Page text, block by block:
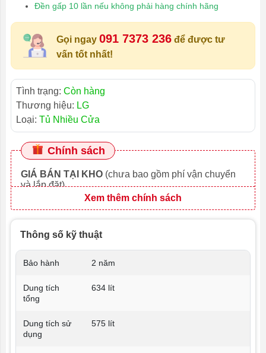
Đền gấp 10 lần nếu không phải hàng chính hãng
Gọi ngay 091 7373 236 để được tư
vấn tốt nhất!
Tình trạng: Còn hàng
Thương hiệu: LG
Loại: Tủ Nhiều Cửa
Chính sách
GIÁ BÁN TẠI KHO (chưa bao gồm phí vận chuyển
và lắp đặt)
Xem thêm chính sách
Thông số kỹ thuật
Bảo hành 2 năm
Dung tích
tổng
634 lít
Dung tích sử
dụng
575 lít